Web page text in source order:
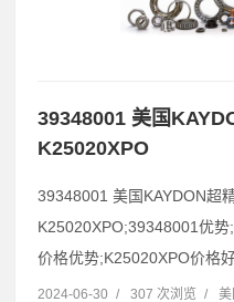
39348001 美国
K25020XPO
39348001 美国KAYDON超
K25020XPO;39348001优
价格优势;K25020XPO价格好
2024-06-30 / 307 次浏览 /